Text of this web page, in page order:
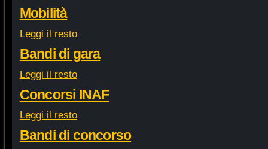
Mobilità
Leggi il resto
Bandi di gara
Leggi il resto
Concorsi INAF
Leggi il resto
Bandi di concorso